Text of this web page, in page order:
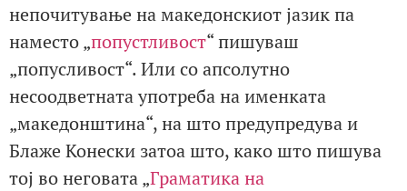
непочитување на македонскиот јазик па
наместо „попустливост“ пишуваш
„попусливост“. Или со апсолутно
несоодветната употреба на именката
„македонштина“, на што предупредува и
Блаже Конески затоа што, како што пишува
тој во неговата „Граматика на